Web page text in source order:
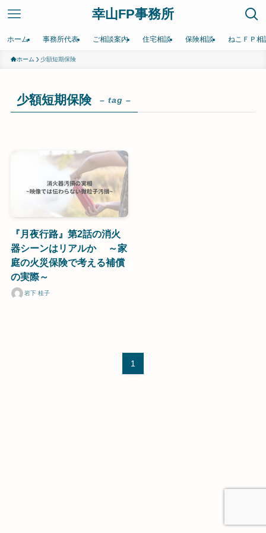
幸山FP事務所
ホーム 事務所代表 ご相談案内 住宅相談 保険相談 ねこＦＰ相
ホーム 少額短期保険
少額短期保険 – tag –
『月夜行路』第2話の消火
器シーンはリアルか ～家
庭の火災保険で考える補償
の実際～
岩下 桂子
1